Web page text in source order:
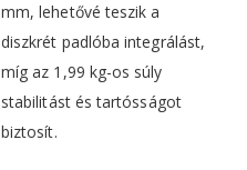
mm, lehetővé teszik a
diszkrét padlóba integrálást,
míg az 1,99 kg-os súly
stabilitást és tartósságot
biztosít.